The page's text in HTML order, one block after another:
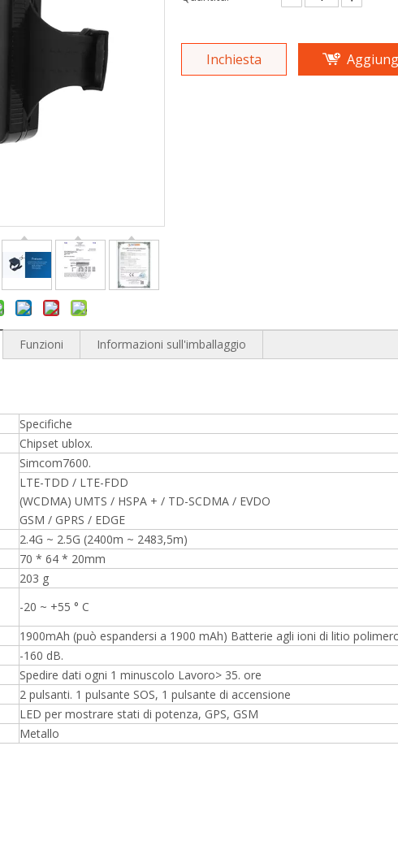
Inchiesta
Funzioni Informazioni sull'imballaggio
Specifiche
Chipset ublox.
Simcom7600.
LTE-TDD / LTE-FDD
(WCDMA) UMTS / HSPA + / TD-SCDMA / EVDO
GSM / GPRS / EDGE
2.4G ~ 2.5G (2400m ~ 2483,5m)
70 * 64 * 20mm
203 g
-20 ~ +55 ° C
1900mAh (può espandersi a 1900 mAh) Batterie agli ioni di litio
-160 dB.
Spedire dati ogni 1 minuscolo Lavoro> 35. ore
2 pulsanti. 1 pulsante SOS, 1 pulsante di accensione
LED per mostrare stati di potenza, GPS, GSM
Metallo